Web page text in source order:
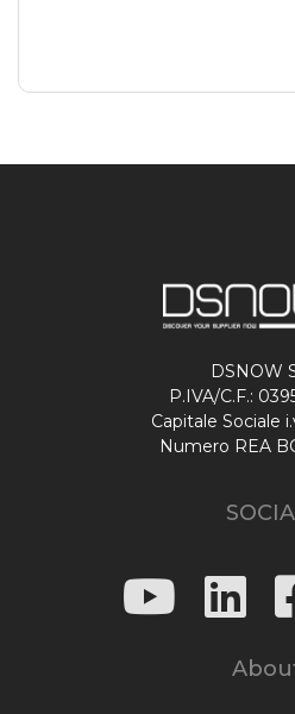
DSNOW
P.IVA/C.F.:
Capitale Sociale
Numero REA